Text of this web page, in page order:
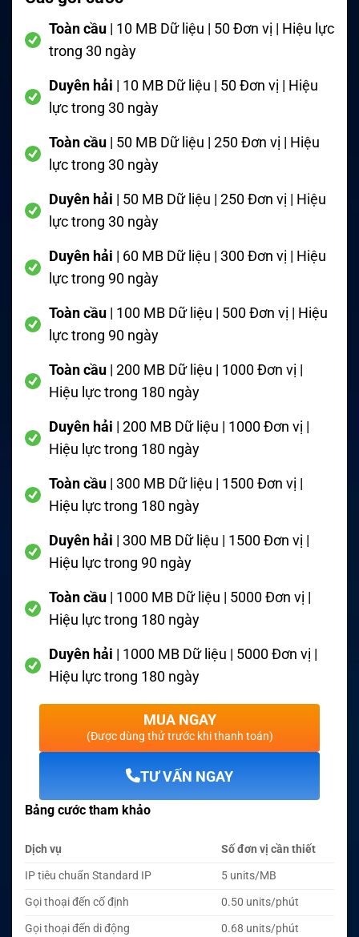
Toàn cầu | 10 MB Dữ liệu | 50 Đơn vị | Hiệu lực
trong 30 ngày
Duyên hải | 10 MB Dữ liệu | 50 Đơn vị | Hiệu
lực trong 30 ngày
Toàn cầu | 50 MB Dữ liệu | 250 Đơn vị | Hiệu
lực trong 30 ngày
Duyên hải | 50 MB Dữ liệu | 250 Đơn vị | Hiệu
lực trong 30 ngày
Duyên hải | 60 MB Dữ liệu | 300 Đơn vị | Hiệu
lực trong 90 ngày
Toàn cầu | 100 MB Dữ liệu | 500 Đơn vị | Hiệu
lực trong 90 ngày
Toàn cầu | 200 MB Dữ liệu | 1000 Đơn vị |
Hiệu lực trong 180 ngày
Duyên hải | 200 MB Dữ liệu | 1000 Đơn vị |
Hiệu lực trong 180 ngày
Toàn cầu | 300 MB Dữ liệu | 1500 Đơn vị |
Hiệu lực trong 180 ngày
Duyên hải | 300 MB Dữ liệu | 1500 Đơn vị |
Hiệu lực trong 90 ngày
Toàn cầu | 1000 MB Dữ liệu | 5000 Đơn vị |
Hiệu lực trong 180 ngày
Duyên hải | 1000 MB Dữ liệu | 5000 Đơn vị |
Hiệu lực trong 180 ngày
MUA NGAY
(Được dùng thử trước khi thanh toán)
TƯ VẤN NGAY
Bảng cước tham khảo
Dịch vụ
Số đơn vị cần thiết
IP tiêu chuẩn Standard IP
5 units/MB
Gọi thoại đến cố định
0.50 units/phút
Gọi thoại đến di động
0.68 units/phút